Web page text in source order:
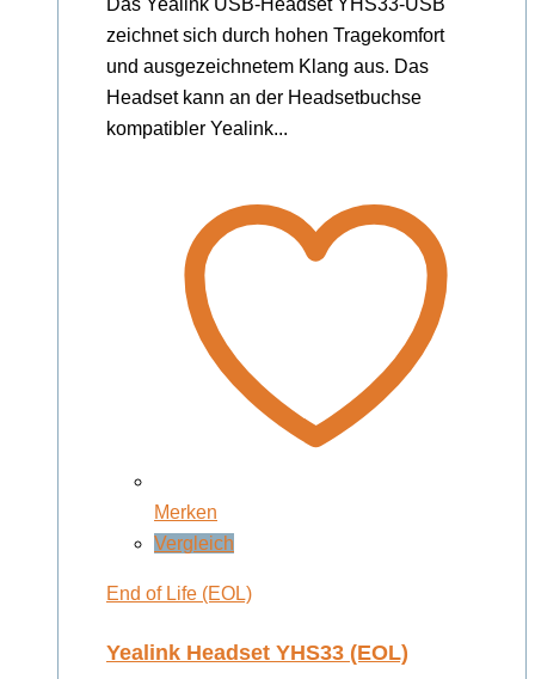
Das Yealink USB-Headset YHS33-USB
zeichnet sich durch hohen Tragekomfort
und ausgezeichnetem Klang aus. Das
Headset kann an der Headsetbuchse
kompatibler Yealink...
Merken
Vergleich
End of Life (EOL)
Yealink Headset YHS33 (EOL)